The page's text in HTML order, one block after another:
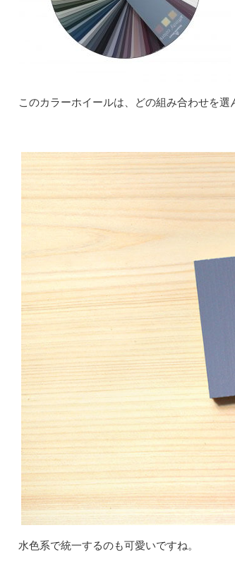
このカラーホイールは、どの組み合わせを
水色系で統一するのも可愛いですね。